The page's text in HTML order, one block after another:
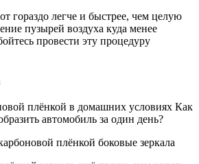
гораздо легче и быстрее, чем целую
пузырей воздуха куда менее
провести эту процедуру
плёнкой боковые зеркала